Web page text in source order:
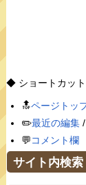
◆ ショートカット
🔝ページトッ
✏️最近の編集/
💬コメント欄
サイト内検索